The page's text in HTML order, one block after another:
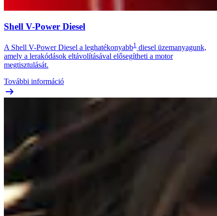
Shell V-Power Diesel
A Shell V-Power Diesel a leghatékonyabb1 diesel üzemanyagunk,
amely a lerakódások eltávolításával elősegítheti a motor
megtisztulását.
További információ